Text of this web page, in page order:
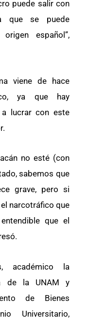
puede salir con
que se puede
español”,
viene de hace
ya que hay
a lucrar con este
no esté (con
sabemos que
grave, pero si
narcotráfico que
que el
académico la
de la UNAM y
de Bienes
Universitario,